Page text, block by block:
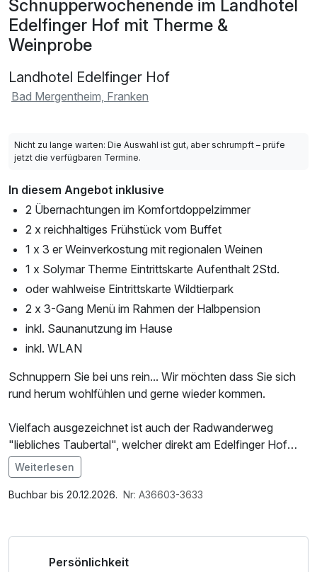
Schnupperwochenende im Landhotel
Edelfinger Hof mit Therme &
Weinprobe
Landhotel Edelfinger Hof
Bad Mergentheim, Franken
Nicht zu lange warten: Die Auswahl ist gut, aber schrumpft – prüfe
jetzt die verfügbaren Termine.
In diesem Angebot inklusive
2 Übernachtungen im Komfortdoppelzimmer
2 x reichhaltiges Frühstück vom Buffet
1 x 3 er Weinverkostung mit regionalen Weinen
1 x Solymar Therme Eintrittskarte Aufenthalt 2Std.
oder wahlweise Eintrittskarte Wildtierpark
2 x 3-Gang Menü im Rahmen der Halbpension
inkl. Saunanutzung im Hause
inkl. WLAN
Schnuppern Sie bei uns rein... Wir möchten dass Sie sich
rund herum wohlfühlen und gerne wieder kommen.
Vielfach ausgezeichnet ist auch der Radwanderweg
"liebliches Taubertal", welcher direkt am Edelfinger Hof
vorbei führt. Da nur geringe Höhenmeter zu bewältigen
sind, ist er auch ideal für Familien geeignet. In Bad
Mergentheim befindet sich zudem Europas artenreichster
Im Angebot enthalten
Saunabenutzung, Leihbademantel, Parkplatz, W-LAN
Weiterlesen
Buchbar bis 20.12.2026. Nr: A36603-3633
Persönlichkeit